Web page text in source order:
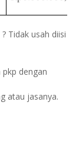
Tidak usah diisi
dengan
atau jasanya.